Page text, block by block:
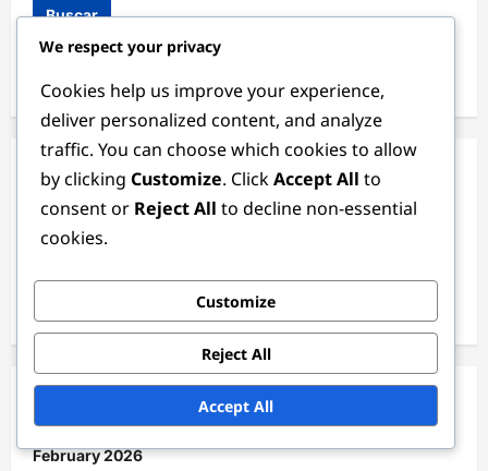
Buscar
for:
Categorías
Posiciones de Centrocampista y Delantero
February 2026
We respect your privacy
Cookies help us improve your experience,
deliver personalized content, and analyze
traffic. You can choose which cookies to allow
by clicking Customize. ClickAccept All to
consent or Reject All to decline non-essential
cookies.
Customize
Reject All
Accept All